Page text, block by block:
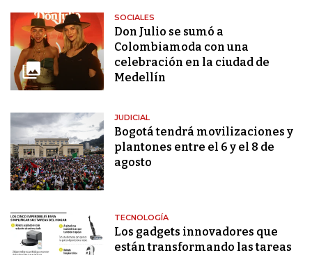
SOCIALES
Don Julio se sumó a
Colombiamoda con una
celebración en la ciudad de
Medellín
JUDICIAL
Bogotá tendrá movilizaciones y
plantones entre el 6 y el 8 de
agosto
TECNOLOGÍA
Los gadgets innovadores que
están transformando las tareas